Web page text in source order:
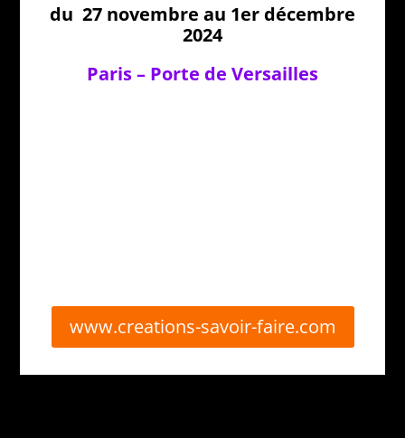
du 27 novembre au 1er décembre
2024
Paris – Porte de Versailles
www.creations-savoir-faire.com